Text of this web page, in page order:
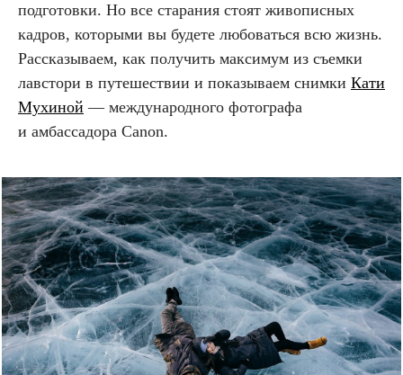
подготовки. Но все старания стоят живописных
кадров, которыми вы будете любоваться всю жизнь.
Рассказываем, как получить максимум из съемки
лавстори в путешествии и показываем снимки Кати
Мухиной — международного фотографа
и амбассадора Canon.